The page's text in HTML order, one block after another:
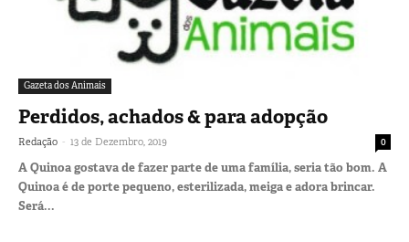
Gazeta dos Animais
Perdidos, achados & para adopção
Redação - 13 de Dezembro, 2019 0
A Quinoa gostava de fazer parte de uma família, seria tão bom. A
Quinoa é de porte pequeno, esterilizada, meiga e adora brincar.
Será...